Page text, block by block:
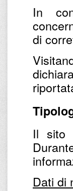
In
di
Il sito
Dati di